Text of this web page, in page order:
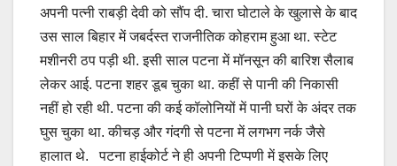
अपनी पत्नी राबड़ी देवी को सौंप दी. चारा घोटाले के खुलासे के बाद
उस साल बिहार में जबर्दस्त राजनीतिक कोहराम हुआ था. स्टेट
मशीनरी ठप पड़ी थी. इसी साल पटना में मॉनसून की बारिश सैलाब
लेकर आई. पटना शहर डूब चुका था. कहीं से पानी की निकासी
नहीं हो रही थी. पटना की कई कॉलोनियों में पानी घरों के अंदर तक
घुस चुका था. कीचड़ और गंदगी से पटना में लगभग नर्क जैसे
हालात थे. पटना हाईकोर्ट ने ही अपनी टिप्पणी में इसके लिए